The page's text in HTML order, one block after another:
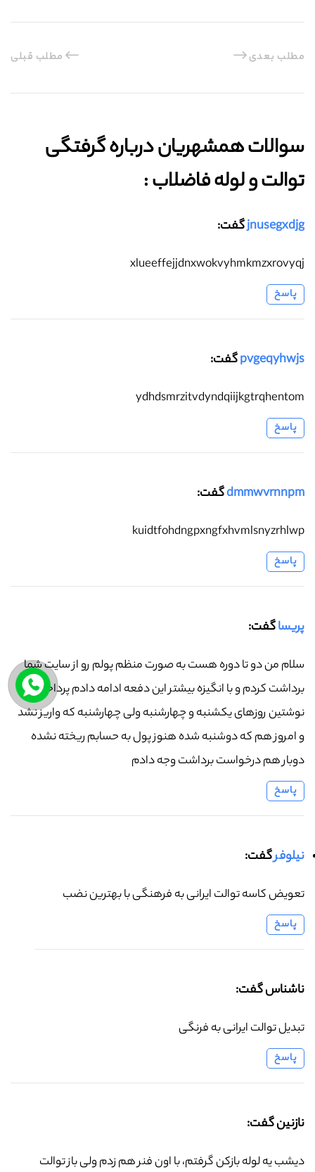
مطلب قبلی مطلب بعدی
سوالات همشهریان درباره گرفتگی
توالت و لوله فاضلاب :‌
jnusegxdjgگفت:
xlueeffejjdnxwokvyhmkmzxrovyqj
پاسخ
pvgeqyhwjsگفت:
ydhdsmrzitvdyndqiijkgtrqhentom
پاسخ
dmmwvrnnpmگفت:
kuidtfohdngpxngfxhvmlsnyzrhlwp
پاسخ
پریساگفت:
سلام من دو تا دوره هست به صورت منظم پولم رو از سایت شما
برداشت کردم و با انگیزه بیشتر این دفعه ادامه دادم پرداختی را
نوشتین روزهای یکشنبه و چهارشنبه ولی چهارشنبه که واریز نشد
و امروز هم که دوشنبه شده هنوز پول به حسابم ریخته نشده
دوبار هم درخواست برداشت وجه دادم
پاسخ
نیلوفرگفت:
تعویض کاسه توالت ایرانی به فرهنگی با بهترین نضب
پاسخ
ناشناس گفت:
تبدیل توالت ایرانی به فرنگی
پاسخ
نازنین گفت:
دیشب یه لوله بازکن گرفتم، با اون فنر هم زدم ولی باز توالت